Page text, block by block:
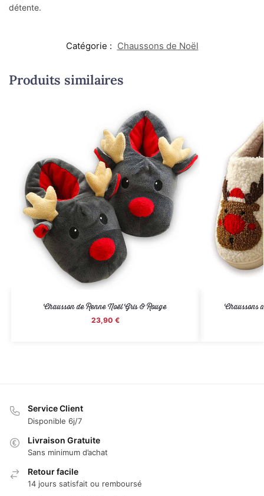
détente.
Catégorie : Chaussons de Noël
Produits similaires
Chausson de Renne Noël Gris & Rouge
23,90 €
Chaussons
Service Client
Disponible 6j/7
Livraison Gratuite
Sans minimum d’achat
Retour facile
14 jours satisfait ou remboursé